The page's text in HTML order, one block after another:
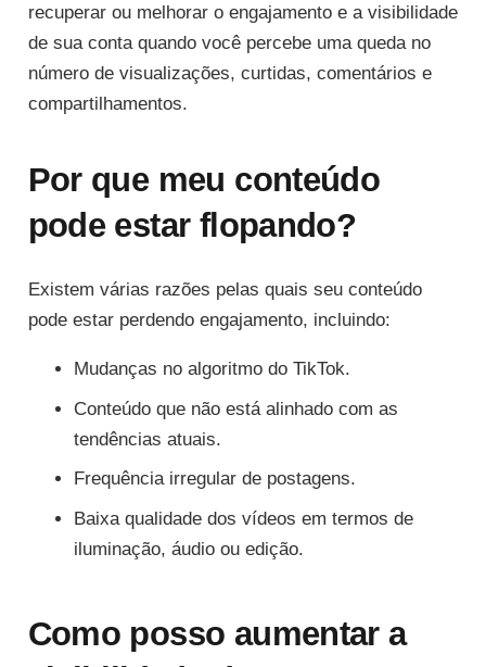
recuperar ou melhorar o engajamento e a visibilidade
de sua conta quando você percebe uma queda no
número de visualizações, curtidas, comentários e
compartilhamentos.
Por que meu conteúdo
pode estar flopando?
Existem várias razões pelas quais seu conteúdo
pode estar perdendo engajamento, incluindo:
Mudanças no algoritmo do TikTok.
Conteúdo que não está alinhado com as
tendências atuais.
Frequência irregular de postagens.
Baixa qualidade dos vídeos em termos de
iluminação, áudio ou edição.
Como posso aumentar a